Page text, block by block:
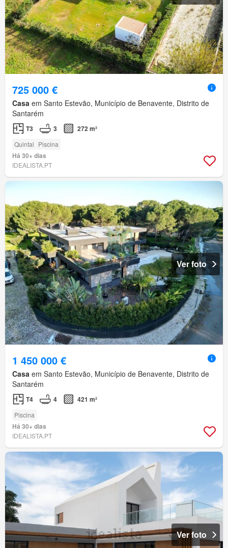
725 000 €
Casa em Santo Estevão, Município de Benavente, Distrito de
Santarém
T3 3 272 m²
Quintal Piscina
Há 30+ dias
IDEALISTA.PT
Ver foto
1 450 000 €
Casa em Santo Estevão, Município de Benavente, Distrito de
Santarém
T4 4 421 m²
Piscina
Há 30+ dias
IDEALISTA.PT
Ver foto